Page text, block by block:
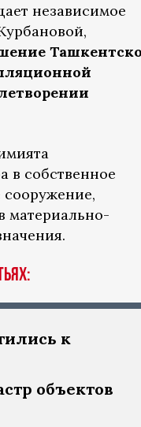
независимое
в собственное
сооружение,
материально-
к
объектов